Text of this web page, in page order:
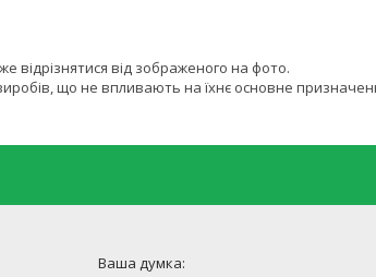
відрізнятися від зображеного на фото.
що не впливають на їхнє основне
Ваша думка: